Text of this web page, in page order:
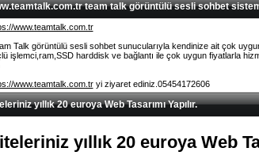
team talk görüntülü sesli sohbet
www.teamtalk.com.tr
Talk görüntülü sesli sohbet sunucularıyla kendinize ait çok
işlemci,ram,SSD harddisk ve bağlantı ile çok uygun fiyatlarla
www.teamtalk.com.tryi ziyaret ediniz.05454172606
yıllık 20 euroya Web Tasarımı Yapılır.
yıllık 20 euroya Web